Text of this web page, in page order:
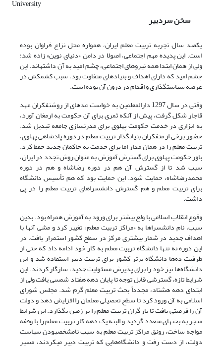
University
سخن سردبیر
یکصد سال تجربه تربیت معلم ایران، همواره محل نزاع فراوان بوده
است. این پدیده مهم اجتماعی، اصولا در دامن «دنیای نوین» زاده شد؛
ولی از همان ابتدا همه نیروهای اجتماعی، چشم امید به آن داشته‎اند. این
چشم امید که دارای اهداف و بنیادهای متفاوت بود، سبب کشمکش در
عرصه سیاست‎گذاری و اقدام در درون آن بوده است.
وقتی در سال 1297 دارالمعلمین به خواست عده‎ای از روشنفکران عهد
قاجار شکل گرفت، پیش از آنکه ثمری برای آن حکومت به ارمغان آورد،
به ابزاری در خدمت حکومت پهلوی برای مدرن‏سازی جامعه تبدیل شد.
حضور برخی از متفکران بنیان‎گذار تربیت معلم در دوره پادشاهی پهلوی،
تربیت معلم را در همان مدار اما برای خدمت به حاکمان جدید حفظ کرد.
باور حکومت پهلوی برای گسترش آموزش به عنوان روش تجدد در ایران،
سبب شد تا از گسترش آن هم در دوره رضاشاه و هم در دوره
محمدرضاشاه، حمایت شود. این حمایت بود که هم تأسیس دانشگاه
برای تربیت معلم و هم گسترش دانشسراهای تربیت معلم را در پی
داشت.
وقوع انقلاب اسلامی با ولع بیشتر برای ورود به آموزش همراه بود. بدین
سبب، نام دانشسراها به «مراکز تربیت معلم» تغییر کرد و مشی آنها با
اهداف جدید در شمار بیشتری مرکز در سطح کشور استمرار یافت. در
این دوره نه تنها دانشگاه تربیت معلم به کار خود ادامه داد که حتی از
ظرفیت ده‌ها دانشگاه برتر کشور برای تربیت دبیر استفاده شد و این
دانشگاه‌ها نیز خود را برای پذیرش مسئولیت جدید، سازگار کردند. این
شرایط تازه، گسترشی قابل توجه تا پایان دهه هفتاد شمسی یافت ولی از
ابتدای دهه هشتاد، مجدداً بحث تربیت معلم گرم شد. مجلس شورای
اسلامی به آن ورود کرد تا سطح تحصیلی معلمان را افزایش دهد و دولت
آن را فرصتی یافت تا بارِ گران تربیت معلم را بر زمین بگذارد. این شرایط
منجر به بحث‎های متعدد گردید و البته یک دهه کار تربیت معلم را با وقفه
مواجه ساخت، رونق مراکز تربیت معلم به سبب نامشخص‎بودن سیاست
دولت، از دست رفت و دانشگاه‌هایی که تربیت دبیر می‎کردند، مسیر